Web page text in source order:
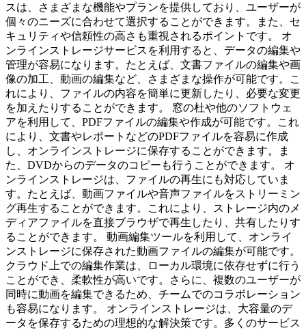
スは、さまざまな機能やプランを提供しており、ユーザーが
個々のニーズに合わせて選択することができます。また、セ
キュリティや信頼性の高さも重視されるポイントです。 オ
ンラインストレージサービスを利用すると、データの編集や
管理が容易になります。たとえば、文書ファイルの編集や画
像の加工、動画の編集など、さまざまな操作が可能です。こ
れにより、ファイルの内容を簡単に更新したり、必要な変更
を加えたりすることができます。 窓の杜や他のソフトウェ
アを利用して、PDFファイルの編集や作成が可能です。これ
により、文書やレポートなどのPDFファイルを容易に作成
し、オンラインストレージに保存することができます。ま
た、DVDからのデータのコピーも行うことができます。 オ
ンラインストレージは、ファイルの再生にも対応していま
す。たとえば、動画ファイルや音声ファイルをストリーミン
グ再生することができます。これにより、ストレージ内のメ
ディアファイルを直接ブラウザで再生したり、共有したりす
ることができます。 動画編集ツールを利用して、オンライ
ンストレージに保存された動画ファイルの編集が可能です。
クラウド上での編集作業は、ローカル環境に依存せずに行う
ことができ、柔軟性が高いです。さらに、複数のユーザーが
同時に動画を編集できるため、チームでのコラボレーション
も容易になります。 オンラインストレージは、大容量のデ
ータを保存するための理想的な解決策です。多くのサービス